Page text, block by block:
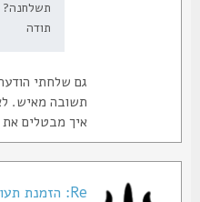
תשלחנה?
גם שלחתי הודעת
תשובה מאיש. לא
איך מבטלים את
Re: הזמנת תעודות החבר של הסליק